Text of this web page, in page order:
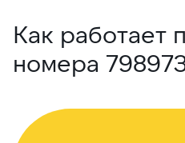
Как работает
номера